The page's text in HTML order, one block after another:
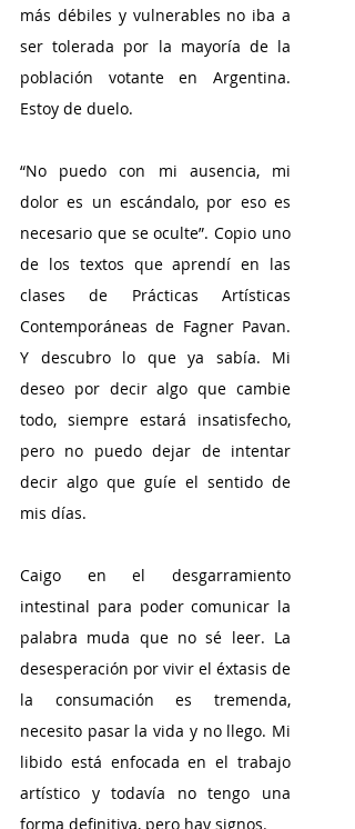
más débiles y vulnerables no iba a
ser tolerada por la mayoría de la
población votante en Argentina.
Estoy de duelo.
“No puedo con mi ausencia, mi
dolor es un escándalo, por eso es
necesario que se oculte”. Copio uno
de los textos que aprendí en las
clases de Prácticas Artísticas
Contemporáneas de Fagner Pavan.
Y descubro lo que ya sabía. Mi
deseo por decir algo que cambie
todo, siempre estará insatisfecho,
pero no puedo dejar de intentar
decir algo que guíe el sentido de
mis días.
Caigo en el desgarramiento
intestinal para poder comunicar la
palabra muda que no sé leer. La
desesperación por vivir el éxtasis de
la consumación es tremenda,
necesito pasar la vida y no llego. Mi
libido está enfocada en el trabajo
artístico y todavía no tengo una
forma definitiva, pero hay signos.